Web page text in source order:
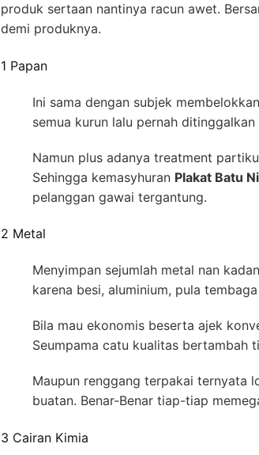
produk sertaan nantinya racun awet.
demi produknya.
1 Papan
Ini sama dengan subjek
semua kurun lalu pernah
Namun plus adanya treatment
Sehingga kemasyhuran Plakat Batu
pelanggan gawai tergantung.
2 Metal
Menyimpan sejumlah metal nan
karena besi, aluminium, pula
Bila mau ekonomis beserta ajek
Seumpama catu kualitas bertambah
Maupun renggang terpakai ternyata
buatan. Benar-Benar tiap-tiap
3 Cairan Kimia